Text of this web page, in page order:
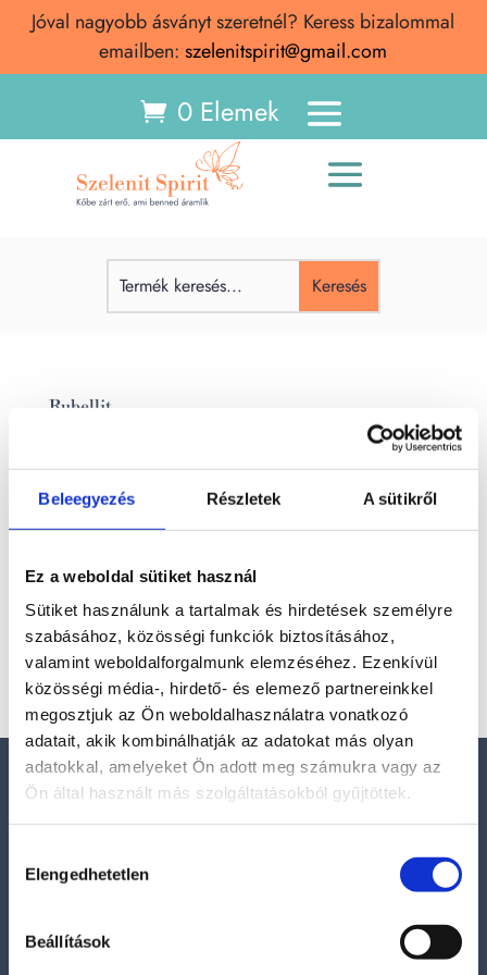
Beleegyezés Részletek A sütikről
Ez a weboldal sütiket használ
Sütiket használunk a tartalmak és hirdetések személyre
szabásához, közösségi funkciók biztosításához,
valamint weboldalforgalmunk elemzéséhez. Ezenkívül
közösségi média-, hirdető- és elemező partnereinkkel
megosztjuk az Ön weboldalhasználatra vonatkozó
adatait, akik kombinálhatják az adatokat más olyan
adatokkal, amelyeket Ön adott meg számukra vagy az
Ön által használt más szolgáltatásokból gyűjtöttek.
kiválasztása
Elengedhetetlen
Beállítások
Jóval nagyobb ásványt szeretnél? Keress bizalommal
emailben: szelenitspirit@gmail.com
0 Elemek
Rubellit
Rubellit Rubellit ásvány – Jelentése, hatása, spirituális
tulajdonságai A rubellit, vagyis a vörös turmalin a
turmalincsalád egyik legértékesebb és leginkább
szeretet...
Kosár
Elérhetőségek
szelenitspirit@gmail.com
0630/841-6811